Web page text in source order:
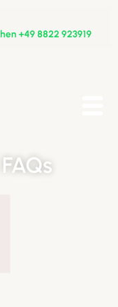
+49 8822 923919